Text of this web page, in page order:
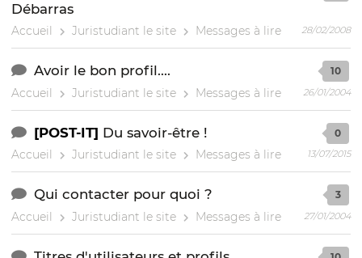
Débarras
Accueil Juristudiant le site Messages à lire 28/02/2008
Avoir le bon profil....
Accueil Juristudiant le site Messages à lire
10
26/01/2004
[POST-IT] Du savoir-être !
Accueil Juristudiant le site Messages à lire
0
13/07/2015
Qui contacter pour quoi ?
Accueil Juristudiant le site Messages à lire
3
27/01/2004